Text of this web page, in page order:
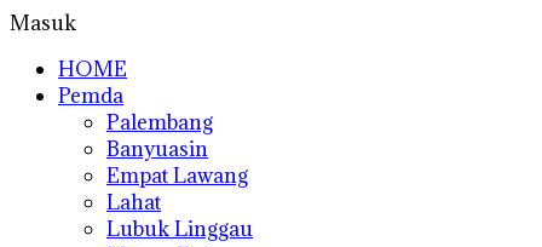
Masuk
HOME
Pemda
Palembang
Banyuasin
Empat Lawang
Lahat
Lubuk Linggau